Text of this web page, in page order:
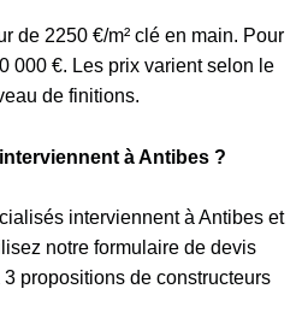
de 2250 €/m² clé en main. Pour
000 €. Les prix varient selon le
de finitions.
à Antibes ?
interviennent à Antibes et
notre formulaire de devis
propositions de constructeurs